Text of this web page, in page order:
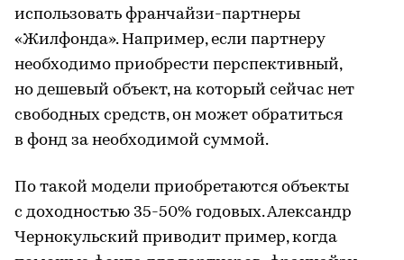
использовать франчайзи-партнеры
«Жилфонда». Например, если партнеру
необходимо приобрести перспективный,
но дешевый объект, на который сейчас нет
свободных средств, он может обратиться
в фонд за необходимой суммой.
По такой модели приобретаются объекты
с доходностью 35-50% годовых. Александр
Чернокульский приводит пример, когда